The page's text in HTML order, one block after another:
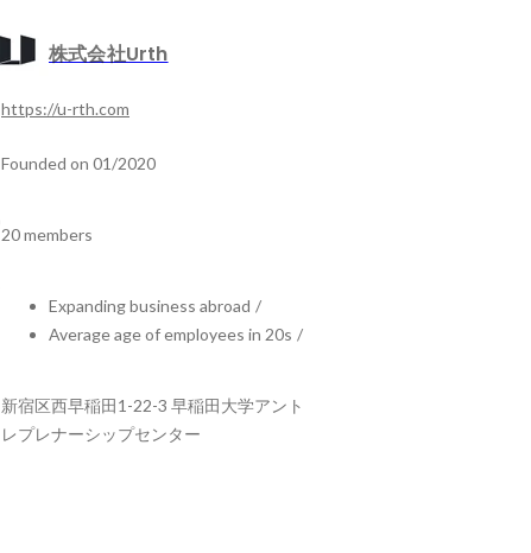
株式会社Urth
https://u-rth.com
Founded on 01/2020
20 members
Expanding business abroad /
Average age of employees in 20s /
新宿区西早稲田1-22-3 早稲田大学アント
レプレナーシップセンター